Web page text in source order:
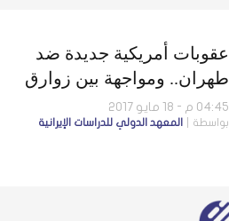
عقوبات أمريكية جديدة ضد
طهران.. ومواجهة بين زوارق
الحرس وسفينة أمريكية
04:45 م - 18 مايو 2017
بواسطة المعهد الدولي للدراسات الإيرانية